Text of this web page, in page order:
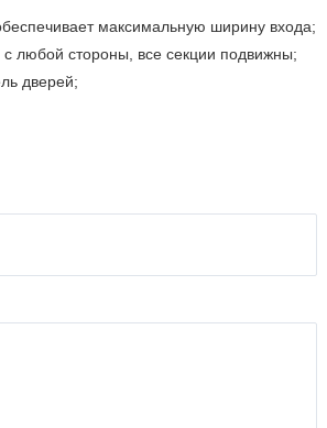
максимальную ширину входа;
с любой стороны, все секции подвижны;
дверей;